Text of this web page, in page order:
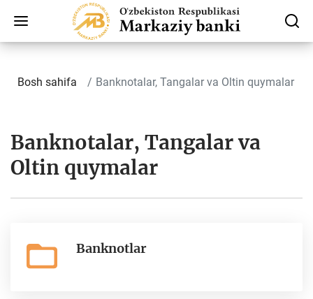
Bosh sahifa Banknotalar, Tangalar va Oltin quymalar
Banknotalar, Tangalar va
Oltin quymalar
Banknotlar